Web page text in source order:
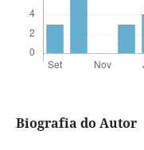
Biografia do Autor